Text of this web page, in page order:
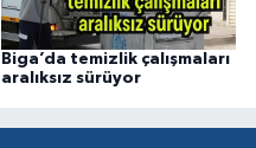
Biga’da temizlik çalışmaları
aralıksız sürüyor